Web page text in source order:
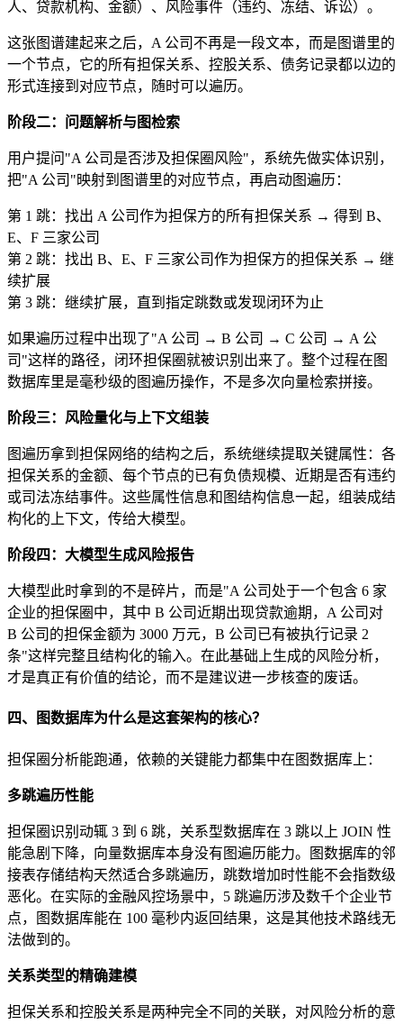
人、贷款机构、金额）、风险事件（违约、冻结、诉讼）。
这张图谱建起来之后，A 公司不再是一段文本，而是图谱里的
一个节点，它的所有担保关系、控股关系、债务记录都以边的
形式连接到对应节点，随时可以遍历。
阶段二：问题解析与图检索
用户提问"A 公司是否涉及担保圈风险"，系统先做实体识别，
把"A 公司"映射到图谱里的对应节点，再启动图遍历：
第 1 跳：找出 A 公司作为担保方的所有担保关系 → 得到 B、
E、F 三家公司
第 2 跳：找出 B、E、F 三家公司作为担保方的担保关系 → 继
续扩展
第 3 跳：继续扩展，直到指定跳数或发现闭环为止
如果遍历过程中出现了"A 公司 → B 公司 → C 公司 → A 公
司"这样的路径，闭环担保圈就被识别出来了。整个过程在图
数据库里是毫秒级的图遍历操作，不是多次向量检索拼接。
阶段三：风险量化与上下文组装
图遍历拿到担保网络的结构之后，系统继续提取关键属性：各
担保关系的金额、每个节点的已有负债规模、近期是否有违约
或司法冻结事件。这些属性信息和图结构信息一起，组装成结
构化的上下文，传给大模型。
阶段四：大模型生成风险报告
大模型此时拿到的不是碎片，而是"A 公司处于一个包含 6 家
企业的担保圈中，其中 B 公司近期出现贷款逾期，A 公司对
B 公司的担保金额为 3000 万元，B 公司已有被执行记录 2
条"这样完整且结构化的输入。在此基础上生成的风险分析，
才是真正有价值的结论，而不是建议进一步核查的废话。
四、图数据库为什么是这套架构的核心？
担保圈分析能跑通，依赖的关键能力都集中在图数据库上：
多跳遍历性能
担保圈识别动辄 3 到 6 跳，关系型数据库在 3 跳以上 JOIN 性
能急剧下降，向量数据库本身没有图遍历能力。图数据库的邻
接表存储结构天然适合多跳遍历，跳数增加时性能不会指数级
恶化。在实际的金融风控场景中，5 跳遍历涉及数千个企业节
点，图数据库能在 100 毫秒内返回结果，这是其他技术路线无
法做到的。
关系类型的精确建模
担保关系和控股关系是两种完全不同的关联，对风险分析的意